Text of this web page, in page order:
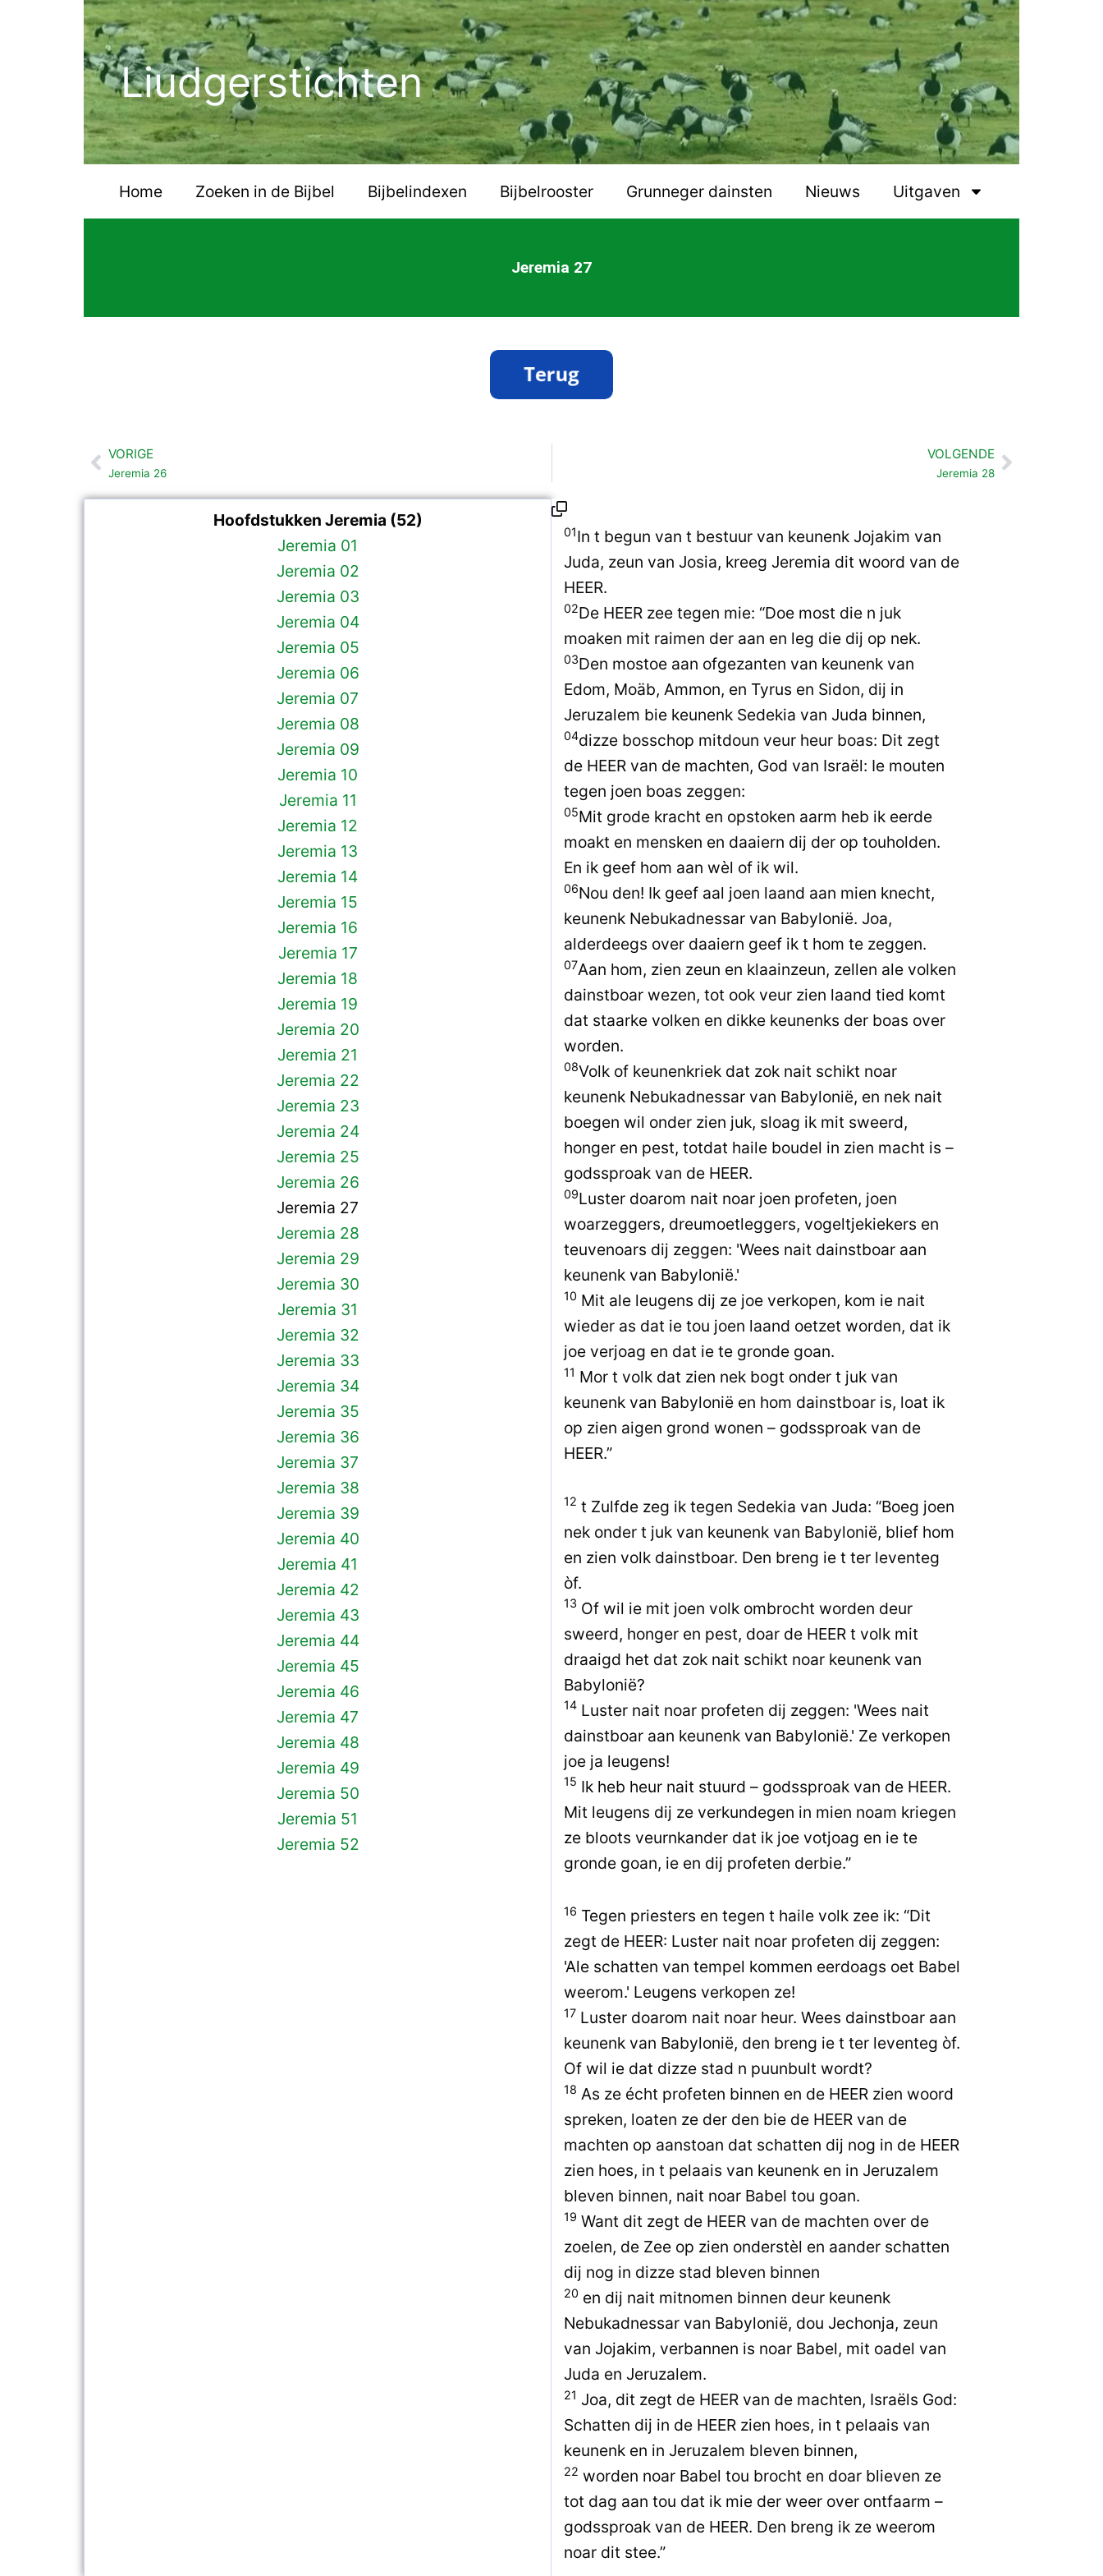
Liudgerstichten
Home Zoeken in de Bijbel Bijbelindexen Bijbelrooster Grunneger dainsten Nieuws Uitgaven
Jeremia 27
Vorige
VORIGE
Jeremia 26
VOLGENDE
Jeremia 28Volgende
Hoofdstukken Jeremia (52)
Jeremia 01
Jeremia 02
Jeremia 03
Jeremia 04
Jeremia 05
Jeremia 06
Jeremia 07
Jeremia 08
Jeremia 09
Jeremia 10
Jeremia 11
Jeremia 12
Jeremia 13
Jeremia 14
Jeremia 15
Jeremia 16
Jeremia 17
Jeremia 18
Jeremia 19
Jeremia 20
Jeremia 21
Jeremia 22
Jeremia 23
Jeremia 24
Jeremia 25
Jeremia 26
Jeremia 27
Jeremia 28
Jeremia 29
Jeremia 30
Jeremia 31
Jeremia 32
Jeremia 33
Jeremia 34
Jeremia 35
Jeremia 36
Jeremia 37
Jeremia 38
Jeremia 39
Jeremia 40
Jeremia 41
Jeremia 42
Jeremia 43
Jeremia 44
Jeremia 45
Jeremia 46
Jeremia 47
Jeremia 48
Jeremia 49
Jeremia 50
Jeremia 51
Jeremia 52
01In t begun van t bestuur van keunenk Jojakim van
Juda, zeun van Josia, kreeg Jeremia dit woord van de
HEER.
02De HEER zee tegen mie: “Doe most die n juk
moaken mit raimen der aan en leg die dij op nek.
03Den mostoe aan ofgezanten van keunenk van
Edom, Moäb, Ammon, en Tyrus en Sidon, dij in
Jeruzalem bie keunenk Sedekia van Juda binnen,
04dizze bosschop mitdoun veur heur boas: Dit zegt
de HEER van de machten, God van Israël: Ie mouten
tegen joen boas zeggen:
05Mit grode kracht en opstoken aarm heb ik eerde
moakt en mensken en daaiern dij der op touholden.
En ik geef hom aan wèl of ik wil.
06Nou den! Ik geef aal joen laand aan mien knecht,
keunenk Nebukadnessar van Babylonië. Joa,
alderdeegs over daaiern geef ik t hom te zeggen.
07Aan hom, zien zeun en klaainzeun, zellen ale volken
dainstboar wezen, tot ook veur zien laand tied komt
dat staarke volken en dikke keunenks der boas over
worden.
08Volk of keunenkriek dat zok nait schikt noar
keunenk Nebukadnessar van Babylonië, en nek nait
boegen wil onder zien juk, sloag ik mit sweerd,
honger en pest, totdat haile boudel in zien macht is –
godssproak van de HEER.
09Luster doarom nait noar joen profeten, joen
woarzeggers, dreumoetleggers, vogeltjekiekers en
teuvenoars dij zeggen: 'Wees nait dainstboar aan
keunenk van Babylonië.'
10 Mit ale leugens dij ze joe verkopen, kom ie nait
wieder as dat ie tou joen laand oetzet worden, dat ik
joe verjoag en dat ie te gronde goan.
11 Mor t volk dat zien nek bogt onder t juk van
keunenk van Babylonië en hom dainstboar is, loat ik
op zien aigen grond wonen – godssproak van de
HEER.”
12 t Zulfde zeg ik tegen Sedekia van Juda: “Boeg joen
nek onder t juk van keunenk van Babylonië, blief hom
en zien volk dainstboar. Den breng ie t ter leventeg
òf.
13 Of wil ie mit joen volk ombrocht worden deur
sweerd, honger en pest, doar de HEER t volk mit
draaigd het dat zok nait schikt noar keunenk van
Babylonië?
14 Luster nait noar profeten dij zeggen: 'Wees nait
dainstboar aan keunenk van Babylonië.' Ze verkopen
joe ja leugens!
15 Ik heb heur nait stuurd – godssproak van de HEER.
Mit leugens dij ze verkundegen in mien noam kriegen
ze bloots veurnkander dat ik joe votjoag en ie te
gronde goan, ie en dij profeten derbie.”
16 Tegen priesters en tegen t haile volk zee ik: “Dit
zegt de HEER: Luster nait noar profeten dij zeggen:
'Ale schatten van tempel kommen eerdoags oet Babel
weerom.' Leugens verkopen ze!
17 Luster doarom nait noar heur. Wees dainstboar aan
keunenk van Babylonië, den breng ie t ter leventeg òf.
Of wil ie dat dizze stad n puunbult wordt?
18 As ze écht profeten binnen en de HEER zien woord
spreken, loaten ze der den bie de HEER van de
machten op aanstoan dat schatten dij nog in de HEER
zien hoes, in t pelaais van keunenk en in Jeruzalem
bleven binnen, nait noar Babel tou goan.
19 Want dit zegt de HEER van de machten over de
zoelen, de Zee op zien onderstèl en aander schatten
dij nog in dizze stad bleven binnen
20 en dij nait mitnomen binnen deur keunenk
Nebukadnessar van Babylonië, dou Jechonja, zeun
van Jojakim, verbannen is noar Babel, mit oadel van
Juda en Jeruzalem.
21 Joa, dit zegt de HEER van de machten, Israëls God:
Schatten dij in de HEER zien hoes, in t pelaais van
keunenk en in Jeruzalem bleven binnen,
22 worden noar Babel tou brocht en doar blieven ze
tot dag aan tou dat ik mie der weer over ontfaarm –
godssproak van de HEER. Den breng ik ze weerom
noar dit stee.”